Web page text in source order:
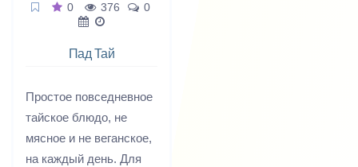
0 376 0
Пад Тай
Простое повседневное
тайское блюдо, не
мясное и не веганское,
на каждый день. Для